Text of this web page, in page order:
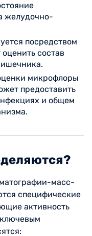
желудочно-
посредством
состав
микрофлоры
предоставить
и общем
масс-
специфические
активность